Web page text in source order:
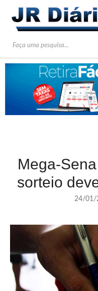
Mega-
sorteio
24/01/